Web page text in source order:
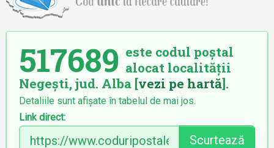
517689 este codul poștal
alocat localității
Negești, jud. Alba [vezi pe hartă].
Detaliile sunt afișate în tabelul de mai jos.
Link direct:
Scurtează